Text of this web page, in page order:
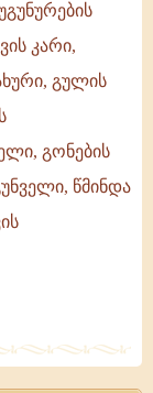
კარი,
გულის
გონების
წმინდა